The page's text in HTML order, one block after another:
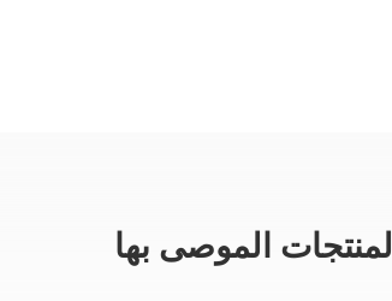
المنتجات الموصى بها